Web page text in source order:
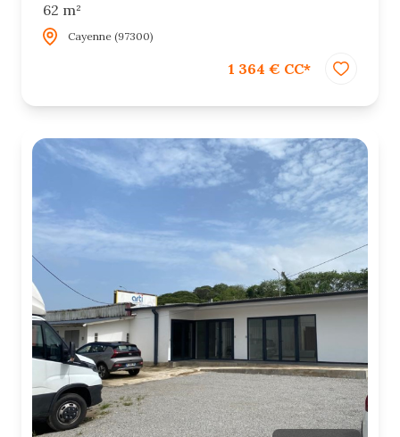
62 m²
Cayenne (97300)
1 364 € CC*